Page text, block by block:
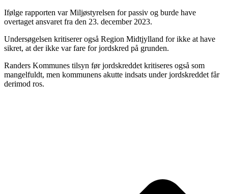
Ifølge rapporten var Miljøstyrelsen for passiv og burde have
overtaget ansvaret fra den 23. december 2023.
Undersøgelsen kritiserer også Region Midtjylland for ikke at have
sikret, at der ikke var fare for jordskred på grunden.
Randers Kommunes tilsyn før jordskreddet kritiseres også som
mangelfuldt, men kommunens akutte indsats under jordskreddet får
derimod ros.